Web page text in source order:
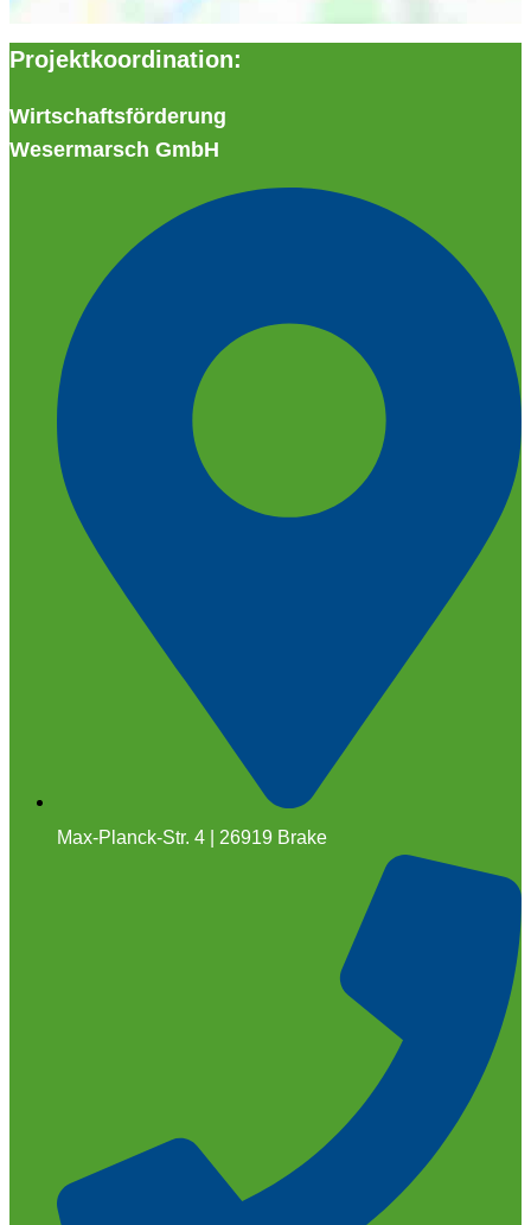
Projektkoordination:
Wirtschaftsförderung
Wesermarsch GmbH
Max-Planck-Str. 4 | 26919 Brake